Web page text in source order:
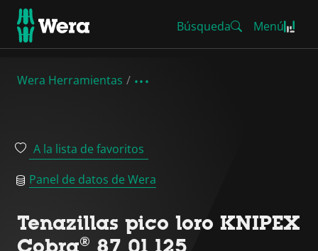
Búsqueda Menú
Wera Herramientas
A la lista de favoritos
Panel de datos de Wera
Tenazillas pico loro KNIPEX
Cobra® 87 01 125